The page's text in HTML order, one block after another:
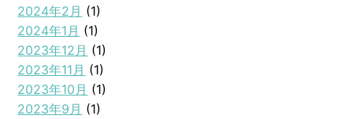
2024年2月 (1)
2024年1月 (1)
2023年12月 (1)
2023年11月 (1)
2023年10月 (1)
2023年9月 (1)